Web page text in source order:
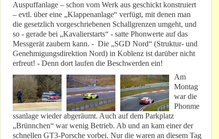
Auspuffanlage – schon vom Werk aus geschickt konstruiert
– evtl. über eine „Klappenanlage“ verfügt, mit denen man
die gesetzlich vorgeschriebenen Schallgrenzen umgeht, und
so - gerade bei „Kavalierstarts“ - satte Phonwerte auf das
Messgerät zaubern kann. - Die „SGD Nord“ (Struktur- und
Genehmigungsdirektion Nord) in Koblenz ist darüber nicht
erfreut! - Denn dort laufen die Beschwerden ein!
Am
Montag
war die
Phonme
ssanlage wieder abgeräumt. Auch auf dem Parkplatz
„Brünnchen“ war wenig Betrieb. Ab und an kam einer der
schnellen GT3-Porsche vorbei. Nur die waren an diesem Tag